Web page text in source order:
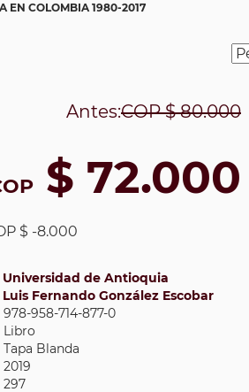
EN COLOMBIA 1980-2017
Antes:COP$ 80.000
$ 72.000
$ -8.000
Universidad de Antioquia
Luis Fernando González Escobar
978-958-714-877-0
Libro
Tapa Blanda
2019
297